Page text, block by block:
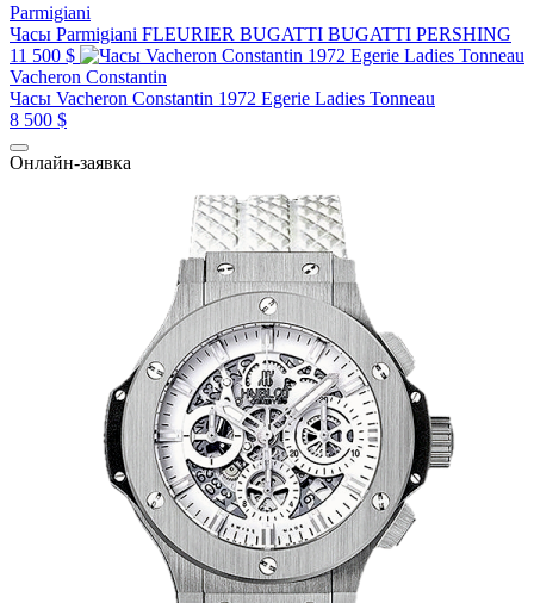
Parmigiani
Часы Parmigiani FLEURIER BUGATTI BUGATTI PERSHING
11 500 $
Vacheron Constantin
Часы Vacheron Constantin 1972 Egerie Ladies Tonneau
8 500 $
Онлайн-заявка